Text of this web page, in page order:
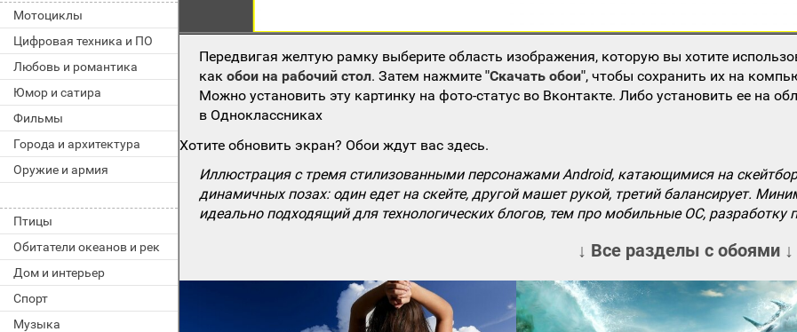
Мотоциклы
Цифровая техника и ПО
Любовь и романтика
Юмор и сатира
Фильмы
Города и архитектура
Оружие и армия
Птицы
Обитатели океанов и рек
Дом и интерьер
Спорт
Музыка
Передвигая желтую рамку выберите область изображения, которую вы хотите
какобои на рабочий стол. Затем нажмите"Скачать обои", чтобы сохранить их на
Можно установить эту картинку на фото-статус во Вконтакте. Либо установить ее на
в Одноклассниках
Хотите обновить экран? Обои ждут вас здесь.
Иллюстрация с тремя стилизованными персонажами Android, катающимися на
динамичных позах: один едет на скейте, другой машет рукой, третий балансирует.
идеально подходящий для технологических блогов, тем про мобильные ОС,
↓ Все разделы с обоями ↓